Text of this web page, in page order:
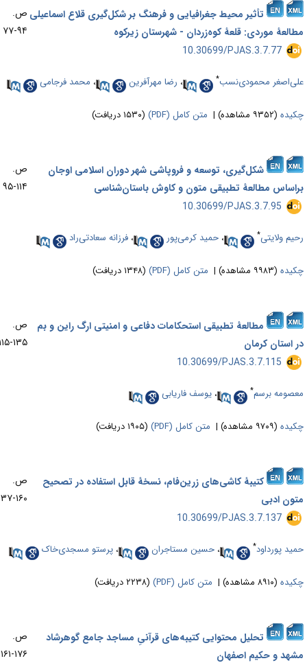
تأثیر محیط جغرافیایی و فرهنگ بر شکل‌گیری قلاع اسماعیلی
موردی: قلعۀ کوه‌زردان - شهرستان زیرکوه
ص.
۹۴-۷۷
‎ 10.30699/PJAS.3.7.77
محمودی‌نسب ،رضا مهرآفرین ،محمد فرجامی
(۹۳۵۲ مشاهده) | متن کامل (PDF) (۱۵۳۰ دریافت)
شکل‌گیری، توسعه و فروپاشی شهر دوران اسلامی اوجان
مطالعۀ تطبیقی متون و کاوش باستان‌شناسی
ص.
۱۱۴-۹۵
‎ 10.30699/PJAS.3.7.95
ولایتی ،حمید کرمی‌پور ،فرزانه سعادتی‌راد
(۹۹۸۳ مشاهده) | متن کامل (PDF) (۱۳۴۸ دریافت)
مطالعۀ تطبیقی استحکامات دفاعی و امنیتی ارگ راین و بم
استان کرمان
ص.
۱۳۵-۱۱۵
‎ 10.30699/PJAS.3.7.115
برسم * ،یوسف فاریابی
(۹۷۰۹ مشاهده) | متن کامل (PDF) (۱۹۰۵ دریافت)
کتیبۀ کاشی‌های زرین‌فام، نسخۀ‌ قابل استفاده در تصحیح
ادبی
ص.
۱۶۰-۱۳۷
‎ 10.30699/PJAS.3.7.137
پورداود* ،حسین مستاجران ،پرستو مسجدی‌خاک
(۸۹۱۰ مشاهده) | متن کامل (PDF) (۲۲۳۸ دریافت)
تحلیل محتوایی کتیبه‌های قرآنیِ مساجد جامع گوهرشاد
و حکیم اصفهان
ص.
۱۷۶-۱۶۱